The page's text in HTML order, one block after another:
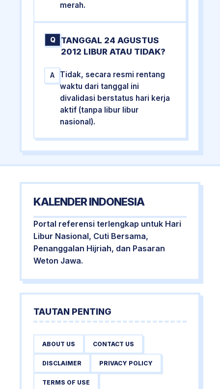
merah.
Q
TANGGAL 24 AGUSTUS
2012 LIBUR ATAU TIDAK?
A
Tidak, secara resmi rentang
waktu dari tanggal ini
divalidasi berstatus hari kerja
aktif (tanpa libur libur
nasional).
KALENDER INDONESIA
Portal referensi terlengkap untuk Hari
Libur Nasional, Cuti Bersama,
Penanggalan Hijriah, dan Pasaran
Weton Jawa.
TAUTAN PENTING
ABOUT US CONTACT US
DISCLAIMER PRIVACY POLICY
TERMS OF USE